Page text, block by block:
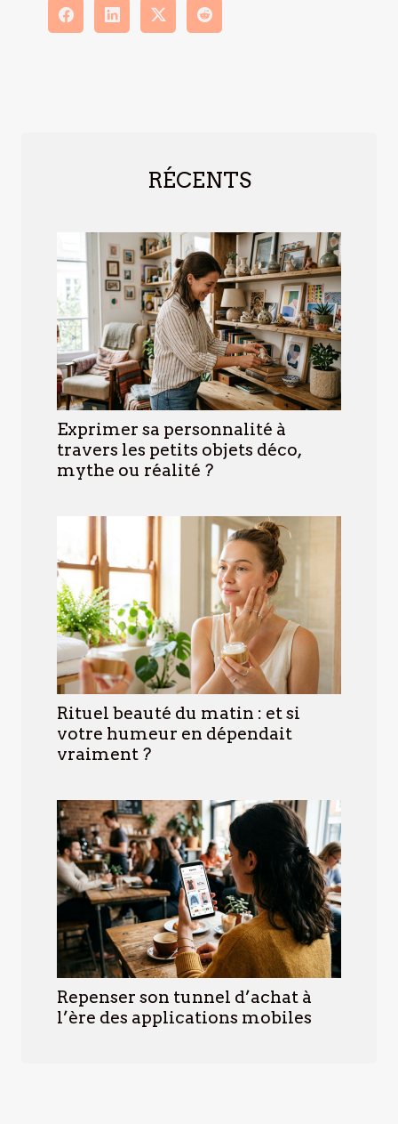
RÉCENTS
Exprimer sa personnalité à
travers les petits objets déco,
mythe ou réalité ?
Rituel beauté du matin : et si
votre humeur en dépendait
vraiment ?
Repenser son tunnel d’achat à
l’ère des applications mobiles